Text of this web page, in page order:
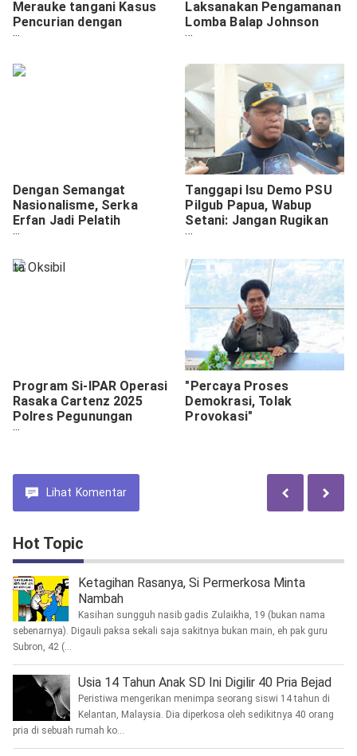
Merauke tangani Kasus
Pencurian dengan
Kekerasan, Kermat
Laksanakan Pengamanan
Lomba Balap Johnson
Dalam Rangka HUT RI Ke-
Dengan Semangat
Nasionalisme, Serka
Erfan Jadi Pelatih
Paskibraka
Tanggapi Isu Demo PSU
Pilgub Papua, Wabup
Setani: Jangan Rugikan
Masyarakat
Program Si-IPAR Operasi
Rasaka Cartenz 2025
Polres Pegunungan
Bintang Hadir Mengajar
Kota Oksibil
"Percaya Proses
Demokrasi, Tolak
Provokasi"
Lihat Komentar
Hot Topic
Ketagihan Rasanya, Si Permerkosa Minta
Nambah
Kasihan sungguh nasib gadis Zulaikha, 19 (bukan nama
sebenarnya). Digauli paksa sekali saja sakitnya bukan main, eh pak guru
Subron, 42 (...
Usia 14 Tahun Anak SD Ini Digilir 40 Pria Bejad
Peristiwa mengerikan menimpa seorang siswi 14 tahun di
Kelantan, Malaysia. Dia diperkosa oleh sedikitnya 40 orang
pria di sebuah rumah ko...